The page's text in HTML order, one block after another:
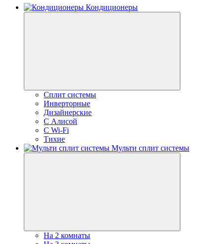
Кондиционеры
Сплит системы
Инверторные
Дизайнерские
С Алисой
C Wi-Fi
Тихие
Мульти сплит системы
На 2 комнаты